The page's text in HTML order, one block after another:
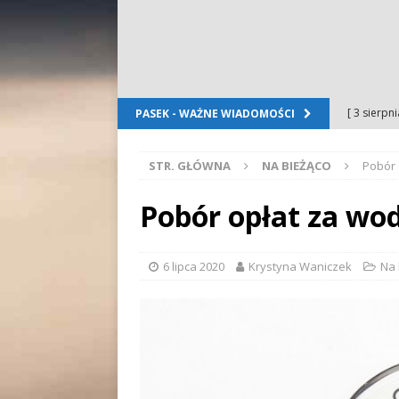
PASEK - WAŻNE WIADOMOŚCI [ 3
[ 2
[ 2
[ 2
Folkloru
STR. GŁÓWNA NA BIEŻĄCO Pobór
Pobór opłat za
6 lipca 2020 Krystyna Waniczek Na